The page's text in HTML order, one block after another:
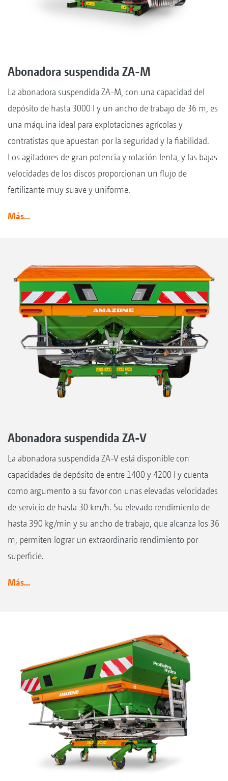
Abonadora suspendida ZA-M
La abonadora suspendida ZA-M, con una capacidad del
depósito de hasta 3000 l y un ancho de trabajo de 36 m, es
una máquina ideal para explotaciones agrícolas y
contratistas que apuestan por la seguridad y la fiabilidad.
Los agitadores de gran potencia y rotación lenta, y las bajas
velocidades de los discos proporcionan un flujo de
fertilizante muy suave y uniforme.
Más...
Abonadora suspendida ZA-V
La abonadora suspendida ZA-V está disponible con
capacidades de depósito de entre 1400 y 4200 l y cuenta
como argumento a su favor con unas elevadas velocidades
de servicio de hasta 30 km/h. Su elevado rendimiento de
hasta 390 kg/min y su ancho de trabajo, que alcanza los 36
m, permiten lograr un extraordinario rendimiento por
superficie.
Más...